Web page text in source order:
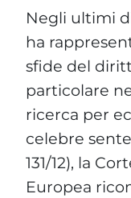
Negli ultimi
ha
sfide del
particolare
ricerca per
celebre
131/12), la
Europea